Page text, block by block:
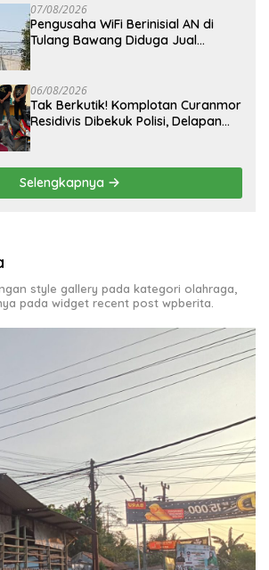
07/08/2026
Pengusaha WiFi Berinisial AN di
Tulang Bawang Diduga Jual
06/08/2026
Tak Berkutik! Komplotan Curanmor
Residivis Dibekuk Polisi, Delapan
Selengkapnya
style gallery pada kategori olahraga,
pada widget recent post wpberita.